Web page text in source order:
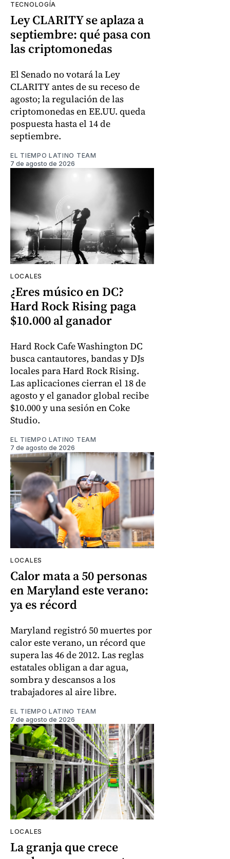
TECNOLOGÍA
Ley CLARITY se aplaza a
septiembre: qué pasa con
las criptomonedas
El Senado no votará la Ley
CLARITY antes de su receso de
agosto; la regulación de las
criptomonedas en EE.UU. queda
pospuesta hasta el 14 de
septiembre.
EL TIEMPO LATINO TEAM
7 de agosto de 2026
LOCALES
¿Eres músico en DC?
Hard Rock Rising paga
$10.000 al ganador
Hard Rock Cafe Washington DC
busca cantautores, bandas y DJs
locales para Hard Rock Rising.
Las aplicaciones cierran el 18 de
agosto y el ganador global recibe
$10.000 y una sesión en Coke
Studio.
EL TIEMPO LATINO TEAM
7 de agosto de 2026
LOCALES
Calor mata a 50 personas
en Maryland este verano:
ya es récord
Maryland registró 50 muertes por
calor este verano, un récord que
supera las 46 de 2012. Las reglas
estatales obligan a dar agua,
sombra y descansos a los
trabajadores al aire libre.
EL TIEMPO LATINO TEAM
7 de agosto de 2026
LOCALES
La granja que crece